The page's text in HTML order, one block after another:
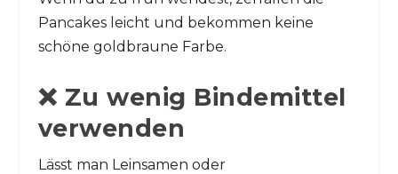
Pancakes leicht und bekommen keine
schöne goldbraune Farbe.
❌ Zu wenig Bindemittel
verwenden
Lässt man Leinsamen oder